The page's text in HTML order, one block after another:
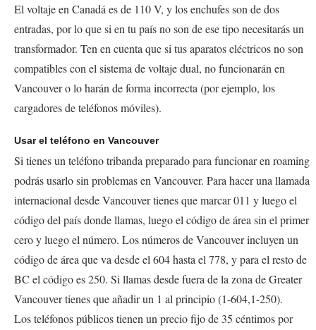
El voltaje en Canadá es de 110 V, y los enchufes son de dos
entradas, por lo que si en tu país no son de ese tipo necesitarás un
transformador. Ten en cuenta que si tus aparatos eléctricos no son
compatibles con el sistema de voltaje dual, no funcionarán en
Vancouver o lo harán de forma incorrecta (por ejemplo, los
cargadores de teléfonos móviles).
Usar el teléfono en Vancouver
Si tienes un teléfono tribanda preparado para funcionar en roaming
podrás usarlo sin problemas en Vancouver. Para hacer una llamada
internacional desde Vancouver tienes que marcar 011 y luego el
código del país donde llamas, luego el código de área sin el primer
cero y luego el número. Los números de Vancouver incluyen un
código de área que va desde el 604 hasta el 778, y para el resto de
BC el código es 250. Si llamas desde fuera de la zona de Greater
Vancouver tienes que añadir un 1 al principio (1-604,1-250).
Los teléfonos públicos tienen un precio fijo de 35 céntimos por